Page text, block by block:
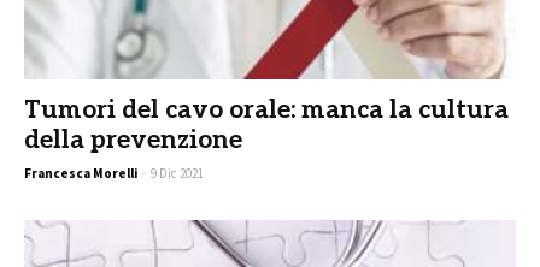
Tumori del cavo orale: manca la cultura
della prevenzione
Francesca Morelli - 9 Dic 2021